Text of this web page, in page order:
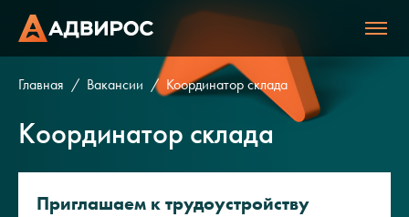
Главная Вакансии Координатор склада
Координатор склада
Приглашаем к трудоустройству